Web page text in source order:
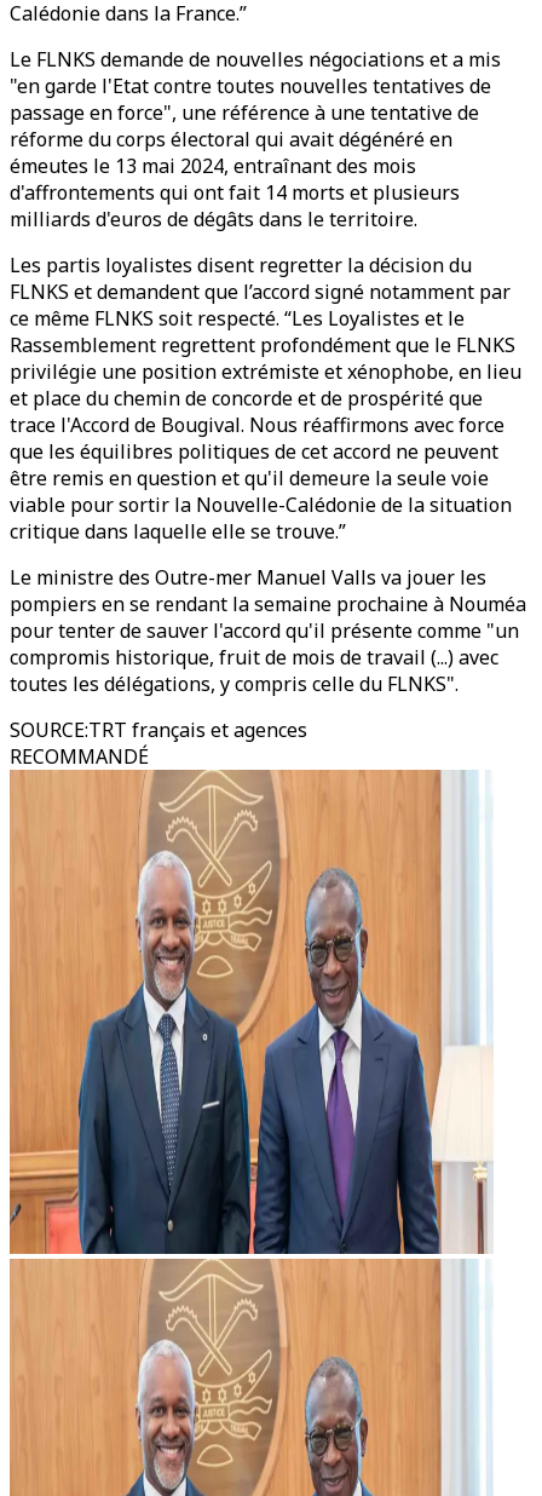
Calédonie dans la France.”
Le FLNKS demande de nouvelles négociations et a mis
"en garde l'Etat contre toutes nouvelles tentatives de
passage en force", une référence à une tentative de
réforme du corps électoral qui avait dégénéré en
émeutes le 13 mai 2024, entraînant des mois
d'affrontements qui ont fait 14 morts et plusieurs
milliards d'euros de dégâts dans le territoire.
Les partis loyalistes disent regretter la décision du
FLNKS et demandent que l’accord signé notamment par
ce même FLNKS soit respecté. “Les Loyalistes et le
Rassemblement regrettent profondément que le FLNKS
privilégie une position extrémiste et xénophobe, en lieu
et place du chemin de concorde et de prospérité que
trace l'Accord de Bougival. Nous réaffirmons avec force
que les équilibres politiques de cet accord ne peuvent
être remis en question et qu'il demeure la seule voie
viable pour sortir la Nouvelle-Calédonie de la situation
critique dans laquelle elle se trouve.”
Le ministre des Outre-mer Manuel Valls va jouer les
pompiers en se rendant la semaine prochaine à Nouméa
pour tenter de sauver l'accord qu'il présente comme "un
compromis historique, fruit de mois de travail (...) avec
toutes les délégations, y compris celle du FLNKS".
SOURCE:TRT français et agences
RECOMMANDÉ